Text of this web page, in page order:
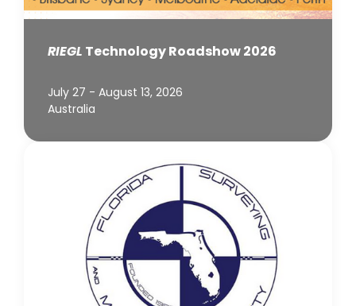
RIEGL Technology Roadshow 2026
July 27 - August 13, 2026
Australia